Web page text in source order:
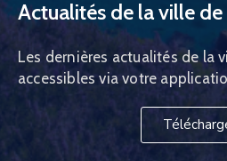
Actualités de la ville
Les dernières actualités de la
accessibles via votre